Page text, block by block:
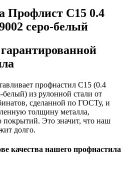
Профлист С15 0.4
серо-белый
профнастил С15 (0.4
из рулонной стали от
сделанной по ГОСТу, и
толщину металла,
покрытий. Это значит, что наш
долго.
качества нашего профнастила